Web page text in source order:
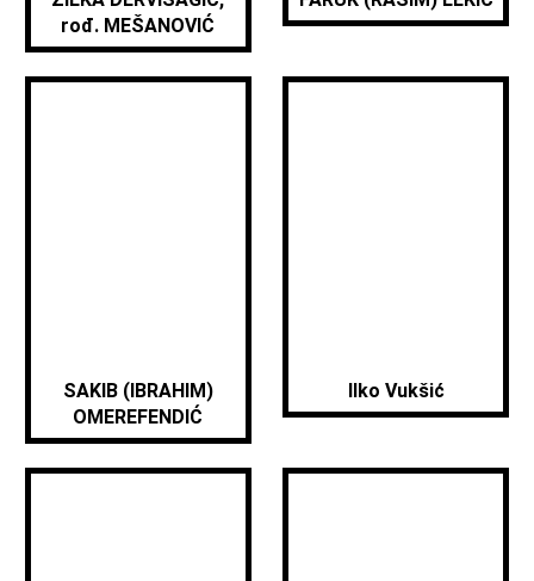
rođ. MEŠANOVIĆ
SAKIB (IBRAHIM)
OMEREFENDIĆ
Ilko Vukšić